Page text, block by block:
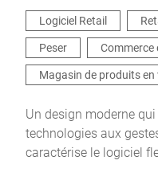
Je confirme par la
données pour traiter cette
peuvent être trouvées dans
Anti-Robot
Logiciel Retail
Peser
Commerce
Magasin de produits en
Un design moderne
technologies aux
caractérise le logiciel